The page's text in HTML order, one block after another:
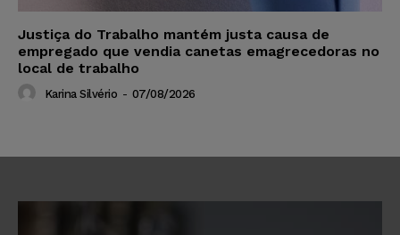
Justiça do Trabalho mantém justa causa de
empregado que vendia canetas emagrecedoras no
local de trabalho
Karina Silvério - 07/08/2026